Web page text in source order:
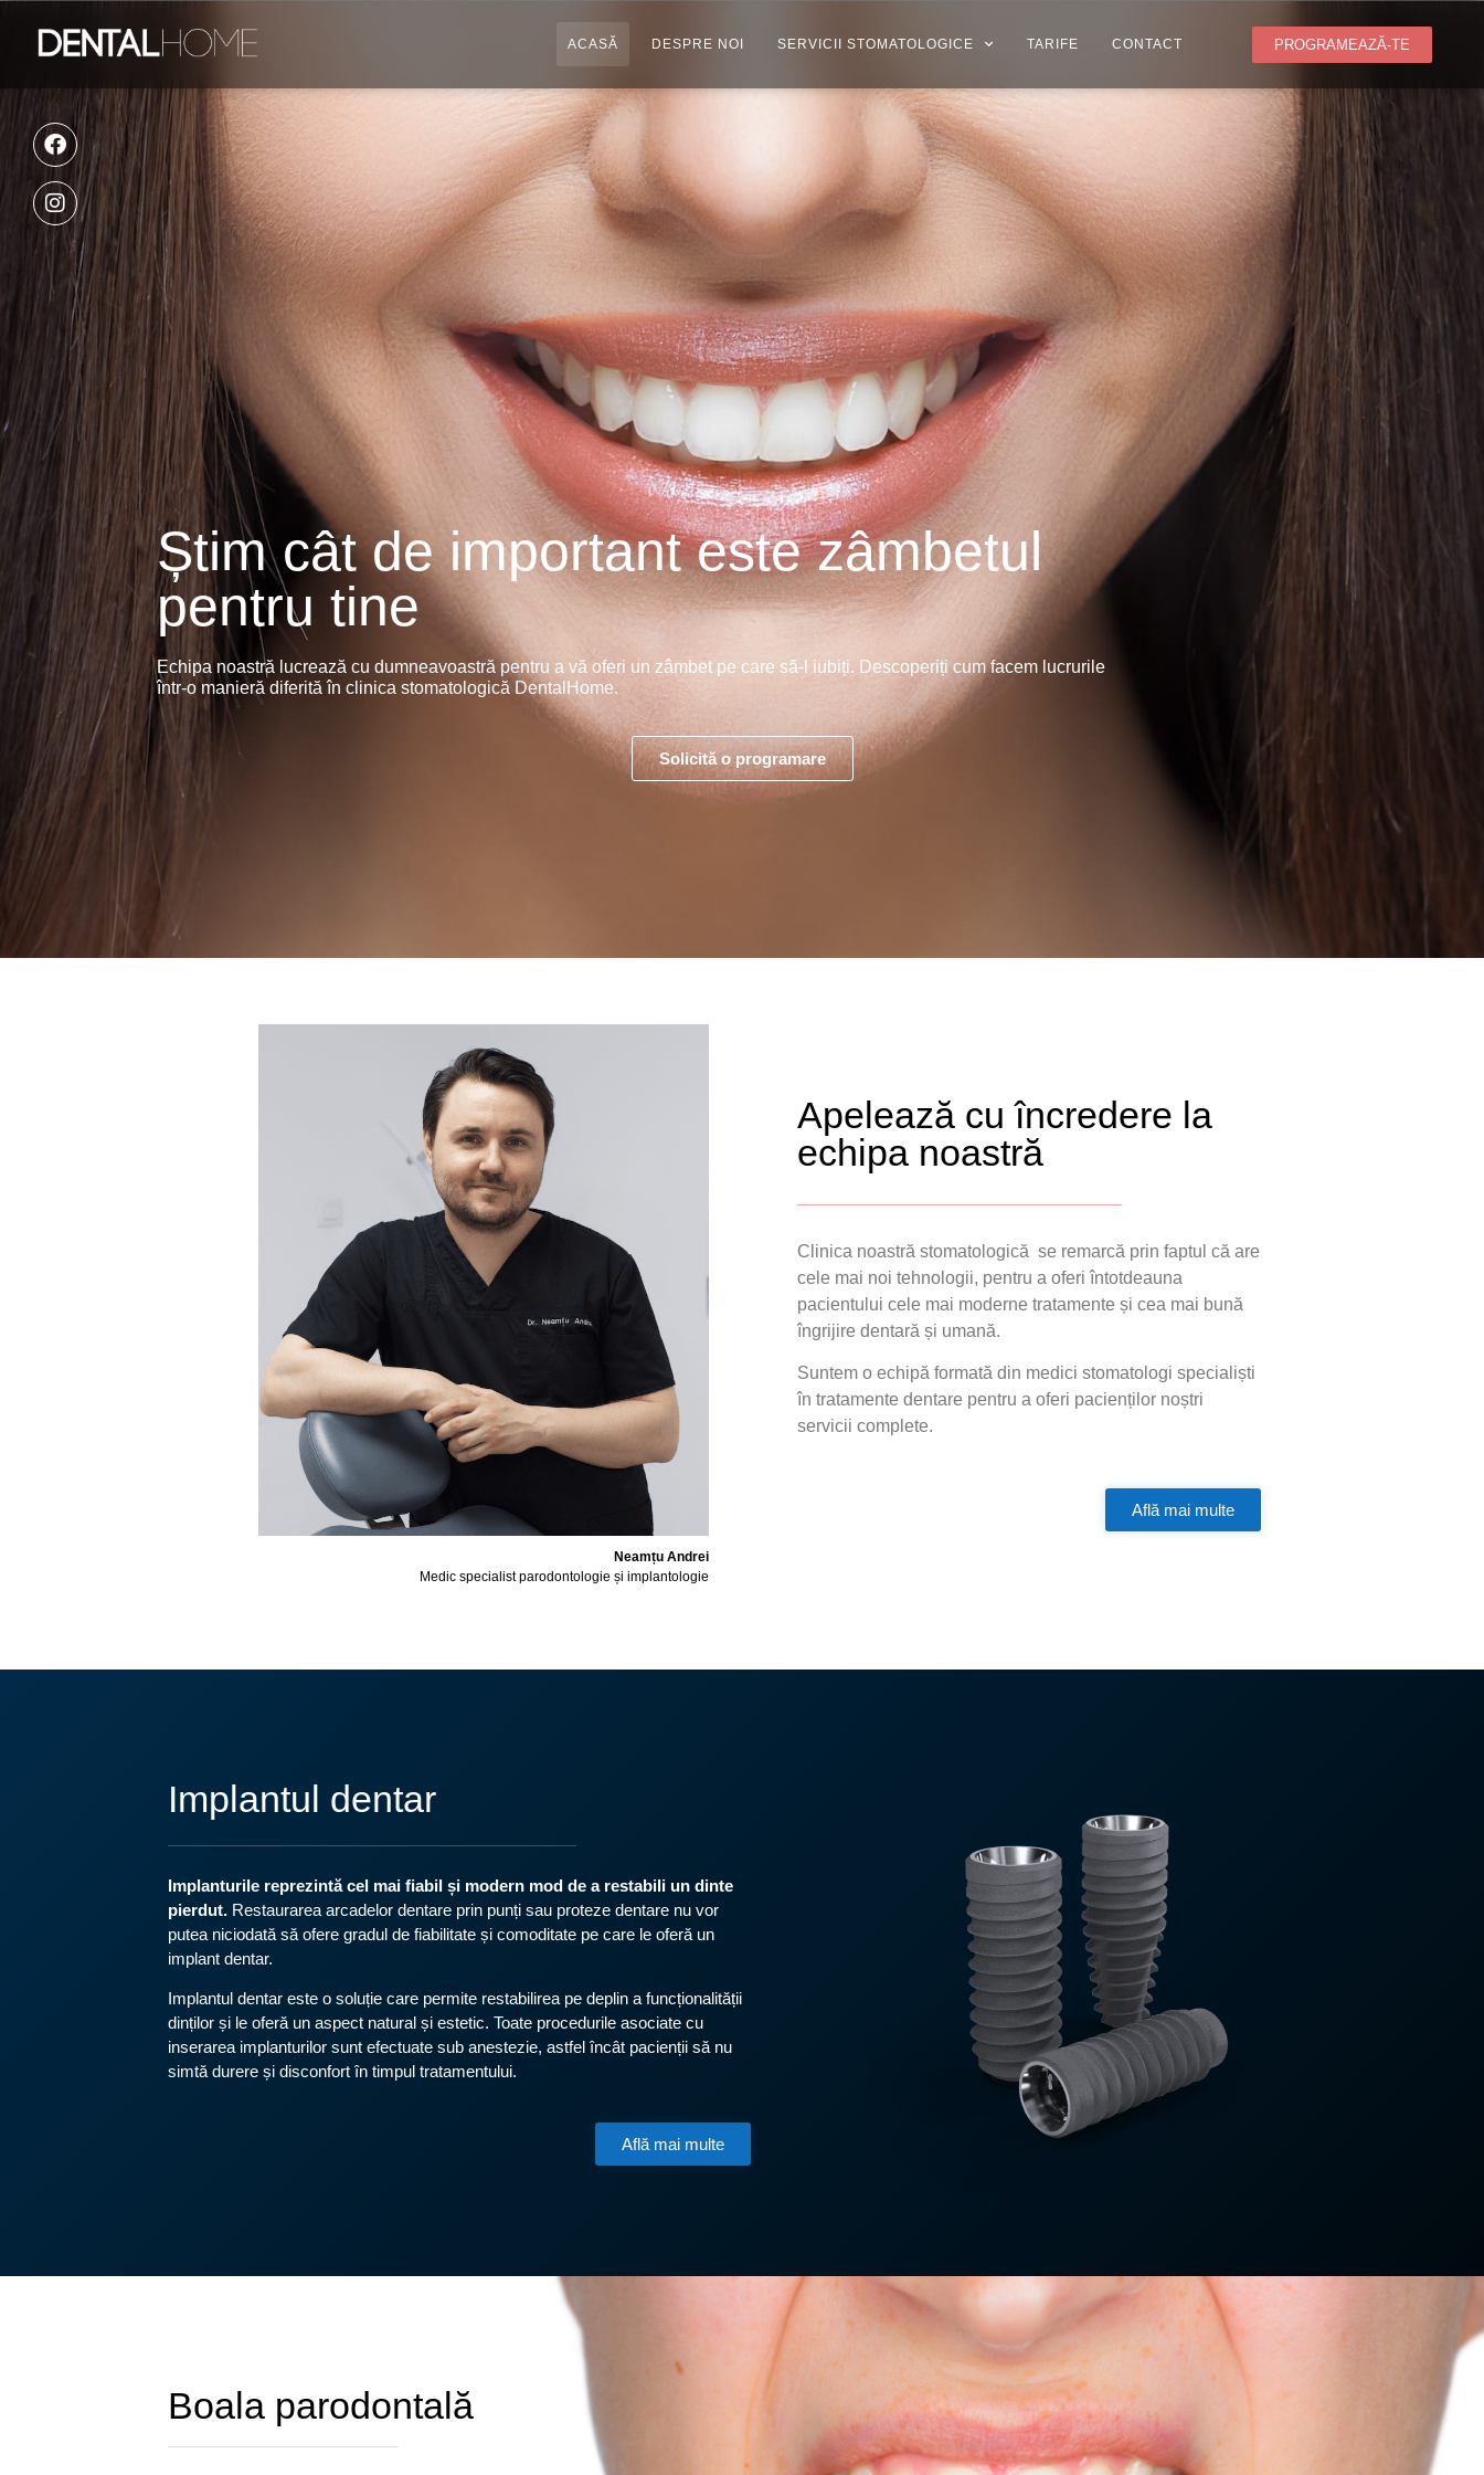
ACASĂ DESPRE NOI SERVICII STOMATOLOGICE TARIFE CONTACT PROGRAMEAZĂ-TE
Știm cât de important este zâmbetul
pentru tine
Echipa noastră lucrează cu dumneavoastră pentru a vă oferi un zâmbet pe care să-l iubiți. Descoperiți cum facem lucrurile
într-o manieră diferită în clinica stomatologică DentalHome.
Solicită o programare
Neamțu Andrei
Medic specialist parodontologie și implantologie
Apelează cu încredere la
echipa noastră
Clinica noastră stomatologică se remarcă prin faptul că are
cele mai noi tehnologii, pentru a oferi întotdeauna
pacientului cele mai moderne tratamente și cea mai bună
îngrijire dentară și umană.
Suntem o echipă formată din medici stomatologi specialiști
în tratamente dentare pentru a oferi pacienților noștri
servicii complete.
Află mai multe
Implantul dentar
Implanturile reprezintă cel mai fiabil și modern mod de a restabili un dinte
pierdut. Restaurarea arcadelor dentare prin punți sau proteze dentare nu vor
putea niciodată să ofere gradul de fiabilitate și comoditate pe care le oferă un
implant dentar.
Implantul dentar este o soluție care permite restabilirea pe deplin a funcționalității
dinților și le oferă un aspect natural și estetic. Toate procedurile asociate cu
inserarea implanturilor sunt efectuate sub anestezie, astfel încât pacienții să nu
simtă durere și disconfort în timpul tratamentului.
Află mai multe
Boala parodontală